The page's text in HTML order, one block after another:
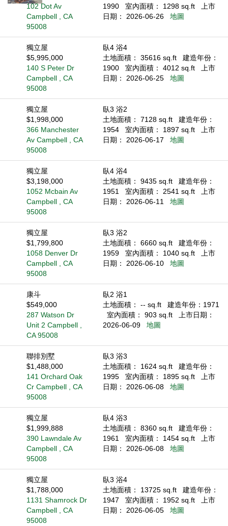
102 Dot Av
Campbell , CA
95008
1990 室內面積： 1298 sq.ft
上市
日期： 2026-06-26
地圖
獨立屋
$5,995,000
140 S Peter Dr
Campbell , CA
95008
臥4 浴4
土地面積： 35616 sq.ft
建造年份：
1900
室內面積： 4012 sq.ft
上市
日期： 2026-06-25
地圖
獨立屋
$1,998,000
366 Manchester
Av Campbell , CA
95008
臥3 浴2
土地面積： 7128 sq.ft
建造年份：
1954
室內面積： 1897 sq.ft
上市
日期： 2026-06-17
地圖
獨立屋
$3,198,000
1052 Mcbain Av
Campbell , CA
95008
臥4 浴4
土地面積： 9435 sq.ft
建造年份：
1951
室內面積： 2541 sq.ft
上市
日期： 2026-06-11
地圖
獨立屋
$1,799,800
1058 Denver Dr
Campbell , CA
95008
臥3 浴2
土地面積： 6660 sq.ft
建造年份：
1959
室內面積： 1040 sq.ft
上市
日期： 2026-06-10
地圖
康斗
$549,000
287 Watson Dr
Unit 2 Campbell ,
CA 95008
臥2 浴1
土地面積： -- sq.ft
建造年份：1971
室內面積： 903 sq.ft
上市日期：
2026-06-09
地圖
聯排別墅
$1,488,000
141 Orchard Oak
Cr Campbell , CA
95008
臥3 浴3
土地面積： 1624 sq.ft
建造年份：
1995
室內面積： 1895 sq.ft
上市
日期： 2026-06-08
地圖
獨立屋
$1,999,888
390 Lawndale Av
Campbell , CA
95008
臥4 浴3
土地面積： 8360 sq.ft
建造年份：
1961
室內面積： 1454 sq.ft
上市
日期： 2026-06-08
地圖
獨立屋
$1,788,000
1131 Shamrock Dr
Campbell , CA
95008
臥3 浴4
土地面積： 13725 sq.ft
建造年份：
1947
室內面積： 1952 sq.ft
上市
日期： 2026-06-05
地圖